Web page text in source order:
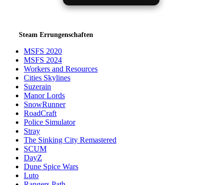
Steam Errungenschaften
MSFS 2020
MSFS 2024
Workers and Resources
Cities Skylines
Suzerain
Manor Lords
SnowRunner
RoadCraft
Police Simulator
Stray
The Sinking City Remastered
SCUM
DayZ
Dune Spice Wars
Luto